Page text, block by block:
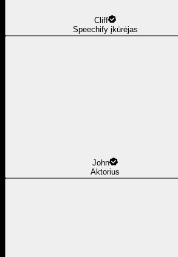
Cliff
Speechify įkūrėjas
John
Aktorius